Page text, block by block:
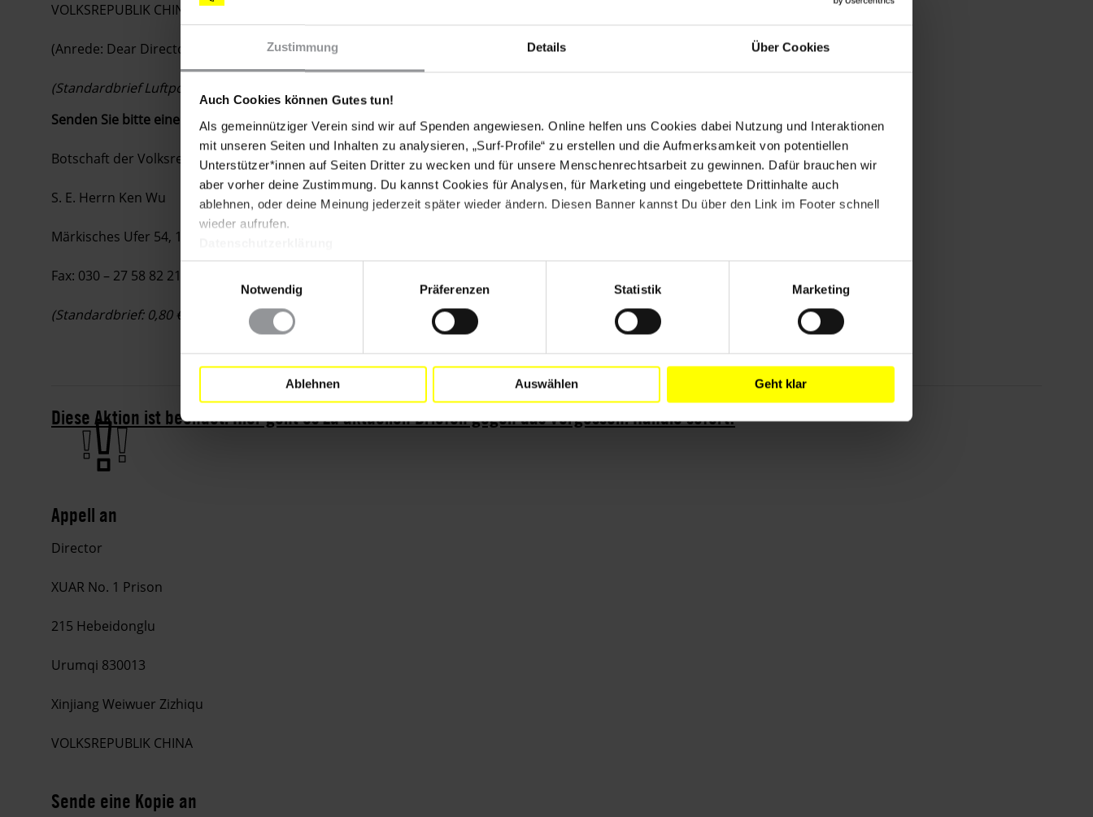
Zustimmung Details Über Cookies
Auch Cookies können Gutes tun!
Als gemeinnütziger Verein sind wir auf Spenden angewiesen. Online helfen uns Cookies dabei Nutzung und Interaktionen
mit unseren Seiten und Inhalten zu analysieren, „Surf-Profile“ zu erstellen und die Aufmerksamkeit von potentiellen
Unterstützer*innen auf Seiten Dritter zu wecken und für unsere Menschenrechtsarbeit zu gewinnen. Dafür brauchen wir
aber vorher deine Zustimmung. Du kannst Cookies für Analysen, für Marketing und eingebettete Drittinhalte auch
ablehnen, oder deine Meinung jederzeit später wieder ändern. Diesen Banner kannst Du über den Link im Footer schnell
wieder aufrufen.
Notwendig
Präferenzen Statistik Marketing
Ablehnen Auswählen Geht klar
VOLKSREPUBLIK CHINA
(Anrede: Dear Director / Sehr geehrter Herr Direktor)
(Standardbrief Luftpost bis 20 g: 1,10 €)
Senden Sie bitte eine Kopie Ihres Schreibens an:
Botschaft der Volksrepublik China
S. E. Herrn Ken Wu
Märkisches Ufer 54, 10179 Berlin
Fax: 030 – 27 58 82 21
(Standardbrief: 0,80 €)
Diese Aktion ist beendet. Hier geht es zu aktuellen Briefen gegen das Vergessen. Handle sofort!
Appell an
Director
XUAR No. 1 Prison
215 Hebeidonglu
Urumqi 830013
Xinjiang Weiwuer Zizhiqu
VOLKSREPUBLIK CHINA
Sende eine Kopie an